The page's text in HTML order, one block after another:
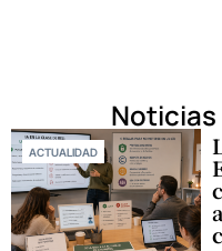
ACTUALIDAD